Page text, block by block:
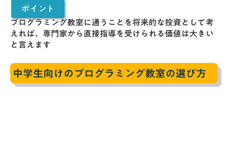
ポイント
プログラミング教室に通うことを将来的な投資として考
えれば、専門家から直接指導を受けられる価値は大きい
と言えます
中学生向けのプログラミング教室の選び方